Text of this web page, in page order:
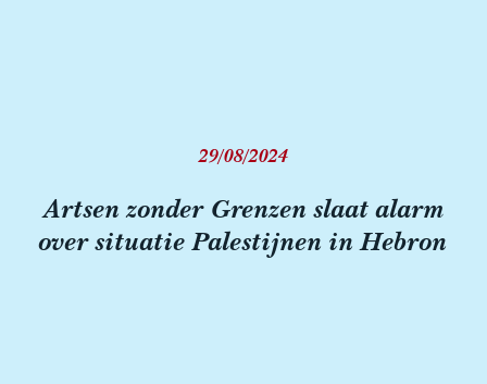
29/08/2024
Artsen zonder Grenzen slaat alarm
over situatie Palestijnen in Hebron